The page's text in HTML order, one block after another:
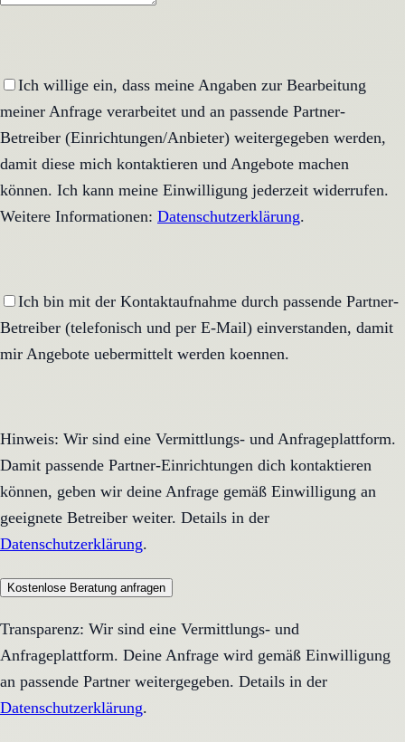
Ich willige ein, dass meine Angaben zur Bearbeitung
meiner Anfrage verarbeitet und an passende Partner-
Betreiber (Einrichtungen/Anbieter) weitergegeben werden,
damit diese mich kontaktieren und Angebote machen
können. Ich kann meine Einwilligung jederzeit widerrufen.
Weitere Informationen: Datenschutzerklärung.
Ich bin mit der Kontaktaufnahme durch passende Partner-
Betreiber (telefonisch und per E-Mail) einverstanden, damit
mir Angebote uebermittelt werden koennen.
Hinweis: Wir sind eine Vermittlungs- und Anfrageplattform.
Damit passende Partner-Einrichtungen dich kontaktieren
können, geben wir deine Anfrage gemäß Einwilligung an
geeignete Betreiber weiter. Details in der
Datenschutzerklärung.
Kostenlose Beratung anfragen
Transparenz: Wir sind eine Vermittlungs- und
Anfrageplattform. Deine Anfrage wird gemäß Einwilligung
an passende Partner weitergegeben. Details in der
Datenschutzerklärung.